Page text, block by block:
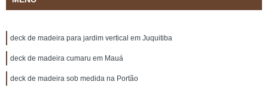
deck de madeira para jardim vertical em Juquitiba
deck de madeira cumaru em Mauá
deck de madeira sob medida na Portão